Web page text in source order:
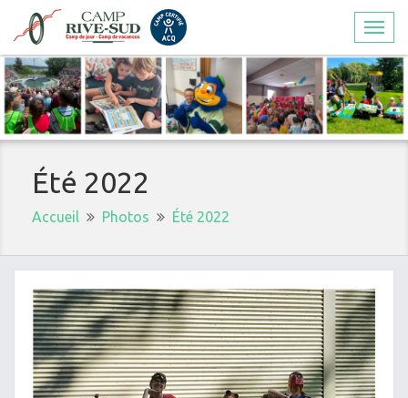
Été 2022
Accueil Photos Été 2022